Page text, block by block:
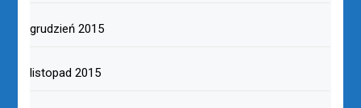
grudzień 2015
listopad 2015